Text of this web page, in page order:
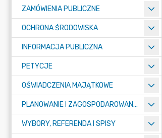
ZAMÓWIENIA PUBLICZNE
OCHRONA ŚRODOWISKA
INFORMACJA PUBLICZNA
PETYCJE
OŚWIADCZENIA MAJĄTKOWE
PLANOWANIE I ZAGOSPODAROWANIE PRZESTRZENNE
WYBORY, REFERENDA I SPISY